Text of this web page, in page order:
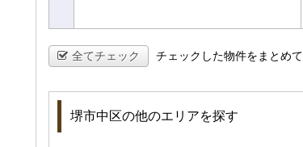
全てチェック チェックした物件をまとめて
堺市中区の他のエリアを探す